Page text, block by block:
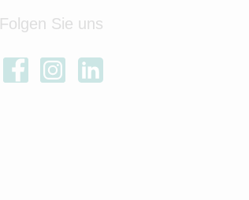
Folgen Sie uns